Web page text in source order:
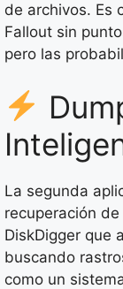
de archivos. Es
Fallout sin
pero las
La segunda
recuperación
DiskDigger que
buscando
como un